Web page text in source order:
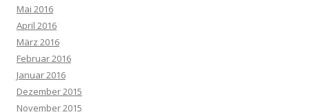
Mai 2016
April 2016
März 2016
Februar 2016
Januar 2016
Dezember 2015
November 2015